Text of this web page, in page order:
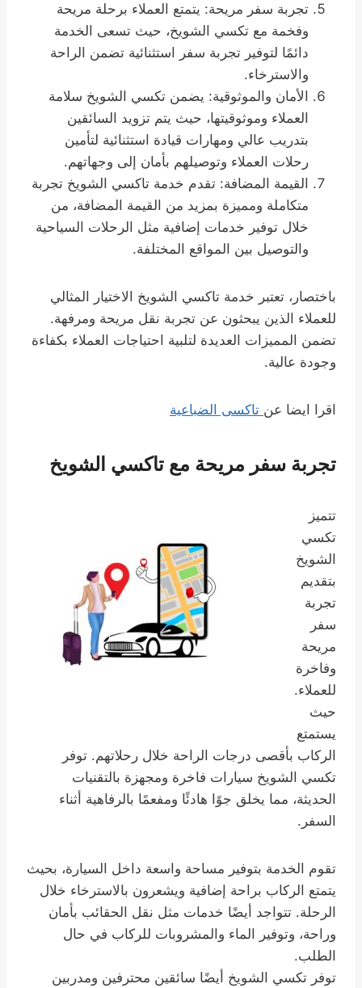
تجربة سفر مريحة: يتمتع العملاء برحلة مريحة
وفخمة مع تكسي الشويخ، حيث تسعى الخدمة
دائمًا لتوفير تجربة سفر استثنائية تضمن الراحة
والاسترخاء.
الأمان والموثوقية: يضمن تكسي الشويخ سلامة
العملاء وموثوقيتها، حيث يتم تزويد السائقين
بتدريب عالي ومهارات قيادة استثنائية لتأمين
رحلات العملاء وتوصيلهم بأمان إلى وجهاتهم.
القيمة المضافة: تقدم خدمة تاكسي الشويخ تجربة
متكاملة ومميزة بمزيد من القيمة المضافة، من
خلال توفير خدمات إضافية مثل الرحلات السياحية
والتوصيل بين المواقع المختلفة.
باختصار، تعتبر خدمة تاكسي الشويخ الاختيار المثالي
للعملاء الذين يبحثون عن تجربة نقل مريحة ومرفهة.
تضمن المميزات العديدة لتلبية احتياجات العملاء بكفاءة
وجودة عالية.
اقرا ايضا عن تاكسى الضباعية
تجربة سفر مريحة مع تاكسي الشويخ
تتميز
تكسي
الشويخ
بتقديم
تجربة
سفر
مريحة
وفاخرة
للعملاء.
حيث
يستمتع
الركاب بأقصى درجات الراحة خلال رحلاتهم. توفر
تكسي الشويخ سيارات فاخرة ومجهزة بالتقنيات
الحديثة، مما يخلق جوًا هادئًا ومفعمًا بالرفاهية أثناء
السفر.
تقوم الخدمة بتوفير مساحة واسعة داخل السيارة، بحيث
يتمتع الركاب براحة إضافية ويشعرون بالاسترخاء خلال
الرحلة. تتواجد أيضًا خدمات مثل نقل الحقائب بأمان
وراحة، وتوفير الماء والمشروبات للركاب في حال
الطلب.
توفر تكسي الشويخ أيضًا سائقين محترفين ومدربين